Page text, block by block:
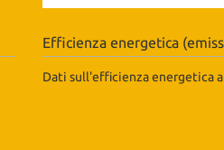
Efficienza energetica
Dati sull'efficienza energetica